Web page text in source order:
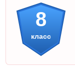
8
класс